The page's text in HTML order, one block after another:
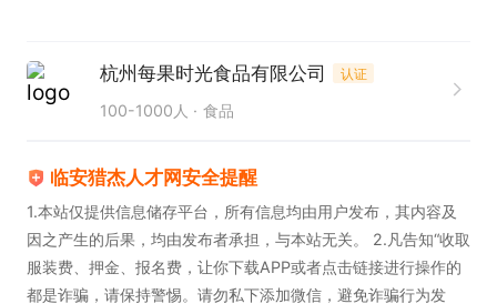
及现场管理规范。
2、协助生产计划的执行与进度跟踪，及时反馈异常
3、参与车间5S管理、安全生产检查及设备日常维护
工作。
4、协助记录生产数据，分析效率与损耗，提出改进
建议。
杭州每果时光食品有限公司 认证
100-1000人 食品
临安猎杰人才网安全提醒
1.本站仅提供信息储存平台，所有信息均由用户发布，其内容及
因之产生的后果，均由发布者承担，与本站无关。 2.凡告知“收取
服装费、押金、报名费，让你下载APP或者点击链接进行操作的
都是诈骗，请保持警惕。请勿私下添加微信，避免诈骗行为发